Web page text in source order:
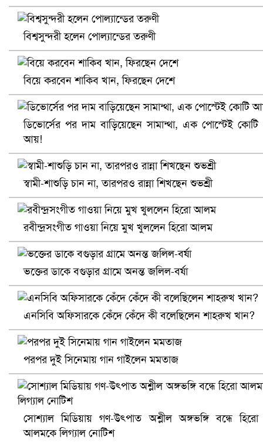
ভিউ বাড়াতে রাম দা হাতে ফেসবুকে ভিডিও পোস্ট শিক্ষকের
আ.লীগ ও জাপার ৯ নেতা কারাগারে
বিশ্বসুন্দরী হলেন পোল্যান্ডের তরুণী
বিয়ে করবেন শাকিব খান, ফিরছেন দেশে
ডিভোর্সের পর দাম বাড়িয়েছেন সামান্থা, এক পোস্টেই কোটি
আয়!
স্বামী-শাশুড়ি চান না, তারপরও রান্না শিখছেন শুভশ্রী
রবীন্দ্রসংগীত গাওয়া নিয়ে মুখ খুললেন হিরো আলম
ভক্তের ডাকে বগুড়ার গ্রামে অনন্ত জলিল-বর্ষা
এনসিবি অফিসারকে কেঁদে কেঁদে কী বলেছিলেন শাহরুখ খান?
পরপর দুই সিনেমায় গান গাইলেন মমতাজ
সোশ্যাল মিডিয়ায় গণ-উৎপাত অশ্লীল অঙ্গভঙ্গি বন্ধে হিরো
আলমকে লিগ্যাল নোটিশ